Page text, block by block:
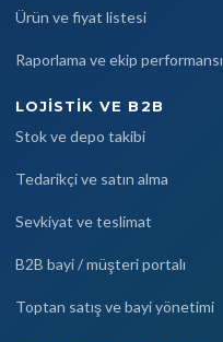
Ürün ve fiyat listesi
Raporlama ve ekip performansı
LOJISTIK VE B2B
Stok ve depo takibi
Tedarikçi ve satın alma
Sevkiyat ve teslimat
B2B bayi / müşteri portalı
Toptan satış ve bayi yönetimi